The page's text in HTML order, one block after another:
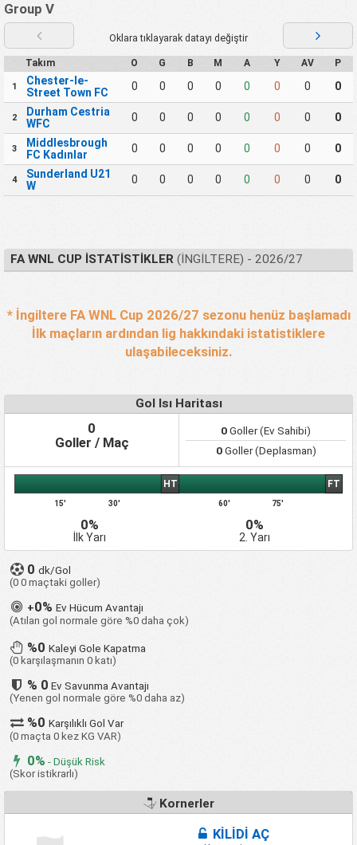
Group V
Oklara tıklayarak datayı değiştir
Takım O G B M A Y AV P
1
Chester-le-
Street Town FC
0 0 0 0 0 0 0 0
2
Durham Cestria
WFC
0 0 0 0 0 0 0 0
3
Middlesbrough
FC Kadınlar
0 0 0 0 0 0 0 0
4
Sunderland U21
W
0 0 0 0 0 0 0 0
FA WNL CUP İSTATISTIKLER (İNGILTERE) - 2026/27
* İngiltere FA WNL Cup 2026/27 sezonu henüz başlamadı
İlk maçların ardından lig hakkındaki istatistiklere
ulaşabileceksiniz.
Gol Isı Haritası
0
Goller / Maç
0 Goller (Ev Sahibi)
0Goller (Deplasman)
15' 30'
HT
60' 75'
FT
0%
İlk Yarı
0%
2. Yarı
0dk/Gol
(0 0 maçtaki goller)
+0% Ev Hücum Avantajı
(Atılan gol normale göre %0 daha çok)
%0Kaleyi Gole Kapatma
(0 karşılaşmanın 0 katı)
% 0 Ev Savunma Avantajı
(Yenen gol normale göre %0 daha az)
%0Karşılıklı Gol Var
(0 maçta 0 kez KG VAR)
0% - Düşük Risk
(Skor istikrarlı)
Kornerler
KİLİDİ AÇ